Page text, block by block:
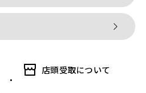
店頭受取について